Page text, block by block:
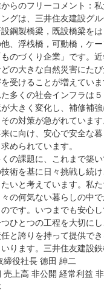
らのフリーコメント：
グは、三井住友建設グ
鋼製橋梁，既設橋梁を
、浮桟橋，可動橋，ケ
のづくり企業」です。
の大きな自然災害にた
受けることが増えてい
多くの社会インフラは
大きく変化し、補修補
の対策が急がれていま
に向け、安心で安全な
められています。
の課題に、これまで築
術を基に日々挑戦し続
いと考えています。私
の何気ない暮らしの中で
です。いつまでも安心
ひとつの工程を大切にし
と誇りを持って提供で
ります。三井住友建設
締役社長 徳田 紳二
売上高 非公開 経常利益